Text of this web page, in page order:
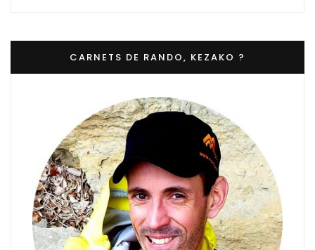
CARNETS DE RANDO, KEZAKO ?